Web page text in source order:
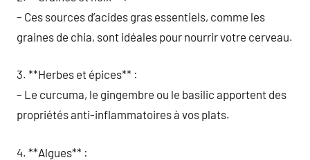
– Ces sources d’acides gras essentiels, comme les
graines de chia, sont idéales pour nourrir votre cerveau.
3. **Herbes et épices** :
– Le curcuma, le gingembre ou le basilic apportent des
propriétés anti-inflammatoires à vos plats.
4. **Algues** :